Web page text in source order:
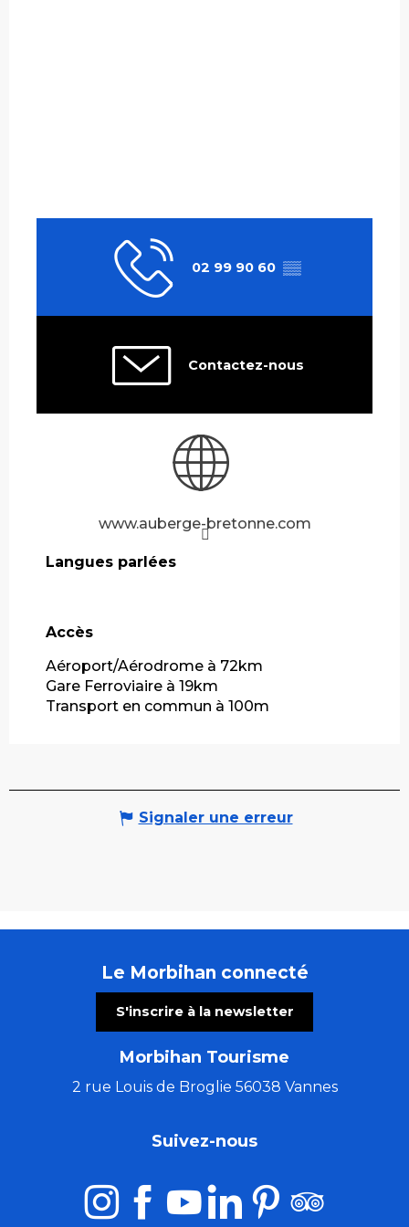
02 99 90 60 ▒▒
Contactez-nous
www.auberge-bretonne.com
Langues parlées
Langues parlées
Accès
Accès
Aéroport/Aérodrome à 72km
Gare Ferroviaire à 19km
Transport en commun à 100m
Signaler une erreur
Le Morbihan connecté
S'inscrire à la newsletter
Morbihan Tourisme
2 rue Louis de Broglie 56038 Vannes
Suivez-nous